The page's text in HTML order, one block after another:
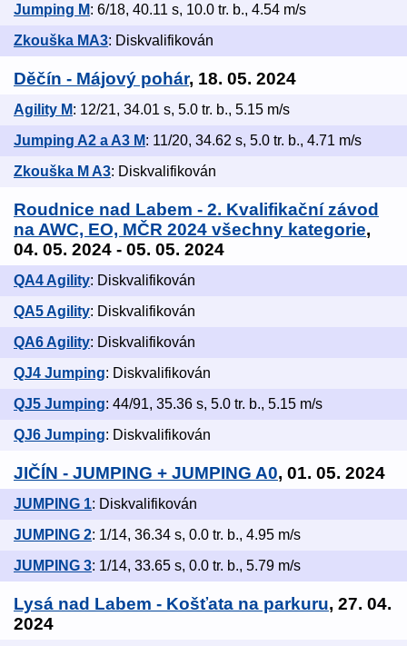
Jumping M: 6/18, 40.11 s, 10.0 tr. b., 4.54 m/s
Zkouška MA3: Diskvalifikován
Děčín - Májový pohár, 18. 05. 2024
Agility M: 12/21, 34.01 s, 5.0 tr. b., 5.15 m/s
Jumping A2 a A3 M: 11/20, 34.62 s, 5.0 tr. b., 4.71 m/s
Zkouška M A3: Diskvalifikován
Roudnice nad Labem - 2. Kvalifikační závod
na AWC, EO, MČR 2024 všechny kategorie,
04. 05. 2024 - 05. 05. 2024
QA4 Agility: Diskvalifikován
QA5 Agility: Diskvalifikován
QA6 Agility: Diskvalifikován
QJ4 Jumping: Diskvalifikován
QJ5 Jumping: 44/91, 35.36 s, 5.0 tr. b., 5.15 m/s
QJ6 Jumping: Diskvalifikován
JIČÍN - JUMPING + JUMPING A0, 01. 05. 2024
JUMPING 1: Diskvalifikován
JUMPING 2: 1/14, 36.34 s, 0.0 tr. b., 4.95 m/s
JUMPING 3: 1/14, 33.65 s, 0.0 tr. b., 5.79 m/s
Lysá nad Labem - Košťata na parkuru, 27. 04.
2024